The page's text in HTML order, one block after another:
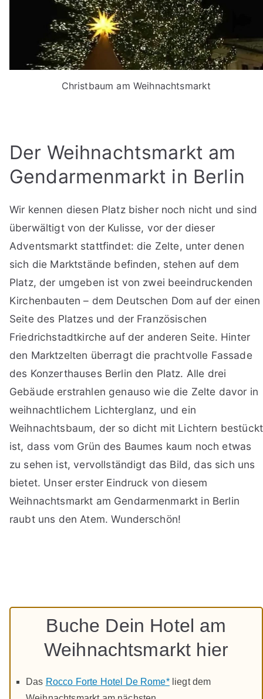
Christbaum am Weihnachtsmarkt
Der Weihnachtsmarkt am
Gendarmenmarkt in Berlin
Wir kennen diesen Platz bisher noch nicht und sind
überwältigt von der Kulisse, vor der dieser
Adventsmarkt stattfindet: die Zelte, unter denen
sich die Marktstände befinden, stehen auf dem
Platz, der umgeben ist von zwei beeindruckenden
Kirchenbauten – dem Deutschen Dom auf der einen
Seite des Platzes und der Französischen
Friedrichstadtkirche auf der anderen Seite. Hinter
den Marktzelten überragt die prachtvolle Fassade
des Konzerthauses Berlin den Platz. Alle drei
Gebäude erstrahlen genauso wie die Zelte davor in
weihnachtlichem Lichterglanz, und ein
Weihnachtsbaum, der so dicht mit Lichtern bestückt
ist, dass vom Grün des Baumes kaum noch etwas
zu sehen ist, vervollständigt das Bild, das sich uns
bietet. Unser erster Eindruck von diesem
Weihnachtsmarkt am Gendarmenmarkt in Berlin
raubt uns den Atem. Wunderschön!
Buche Dein Hotel am
Weihnachtsmarkt hier
Das Rocco Forte Hotel De Rome*liegt dem